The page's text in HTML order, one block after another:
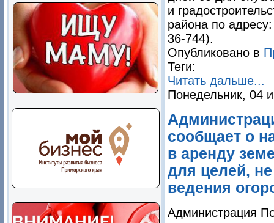
и
района по
36-744).
Опубликовано в
Теги:
Читать дальше...
Понедельник, 04
сообщает о
в аренду
для целей,
ведения
Администрация